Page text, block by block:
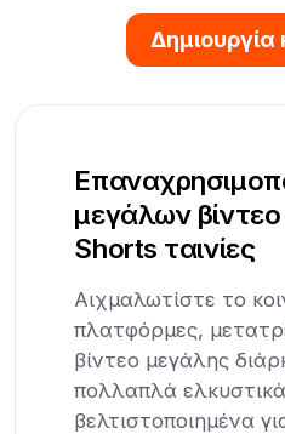
Δημιουργία
μεγάλων
Shorts ταινίες
Αιχμαλωτίστε το
πλατφόρμες,
βίντεο μεγάλης
πολλαπλά
βελτιστοποιημένα